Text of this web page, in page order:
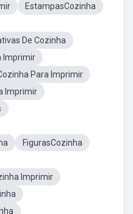
EstampasCozinha
De Cozinha
Imprimir
Para Imprimir
Imprimir
FigurasCozinha
Imprimir